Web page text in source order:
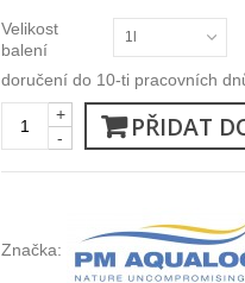
Velikost
balení
1l
doručení do 10-ti pracovních
-
+ PŘIDAT
Značka: